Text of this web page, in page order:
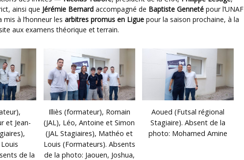
ainsi que Jérémie Bernard accompagné de Baptiste Genneté pour l’UNAF
à l’honneur les arbitres promus en Ligue pour la saison prochaine, à la
aux examens théorique et terrain.
et Jean-
de la
Illiès (formateur), Romain
(JAL), Léo, Antoine et Simon
(JAL Stagiaires), Mathéo et
Louis (Formateurs). Absents
de la photo: Jaouen, Joshua,
Aoued (Futsal régional
Stagiaire). Absent de la
photo: Mohamed Amine